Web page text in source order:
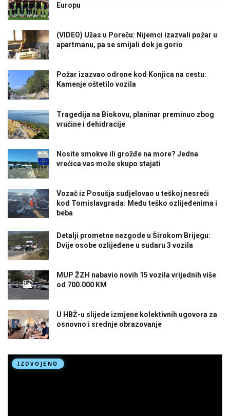
Europu
(VIDEO) Užas u Poreču: Nijemci izazvali požar u
apartmanu, pa se smijali dok je gorio
Požar izazvao odrone kod Konjica na cestu:
Kamenje oštetilo vozila
Tragedija na Biokovu, planinar preminuo zbog
vrućine i dehidracije
Nosite smokve ili grožđe na more? Jedna
vrećica vas može skupo stajati
Vozač iz Posušja sudjelovao u teškoj nesreći
kod Tomislavgrada: Među teško ozlijeđenima i
beba
Detalji prometne nezgode u Širokom Brijegu:
Dvije osobe ozlijeđene u sudaru 3 vozila
MUP ŽZH nabavio novih 15 vozila vrijednih više
od 700.000 KM
U HBŽ-u slijede izmjene kolektivnih ugovora za
osnovno i srednje obrazovanje